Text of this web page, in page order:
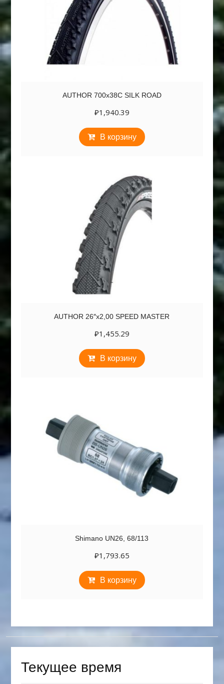
AUTHOR 700х38C SILK ROAD
₽1,940.39
В корзину
AUTHOR 26″х2,00 SPEED MASTER
₽1,455.29
В корзину
Shimano UN26, 68/113
₽1,793.65
В корзину
Текущее время